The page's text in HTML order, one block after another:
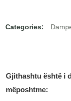
Categories:
Gjithashtu është i
mëposhtme: